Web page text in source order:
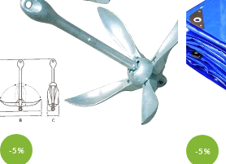
-5% -5%